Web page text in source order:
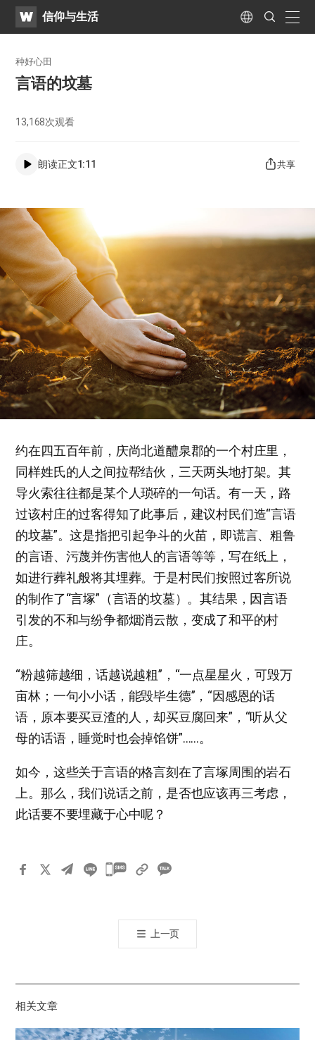
WATV信仰与生活 Language
Search
Submit
种好心田
言语的坟墓
13,168次观看
朗读正文1:11 共享
约在四五百年前，庆尚北道醴泉郡的一个村庄里，
同样姓氏的人之间拉帮结伙，三天两头地打架。其
导火索往往都是某个人琐碎的一句话。有一天，路
过该村庄的过客得知了此事后，建议村民们造“言语
的坟墓”。这是指把引起争斗的火苗，即谎言、粗鲁
的言语、污蔑并伤害他人的言语等等，写在纸上，
如进行葬礼般将其埋葬。于是村民们按照过客所说
的制作了“言塚”（言语的坟墓）。其结果，因言语
引发的不和与纷争都烟消云散，变成了和平的村
庄。
“粉越筛越细，话越说越粗”，“一点星星火，可毁万
亩林；一句小小话，能毁毕生德”，“因感恩的话
语，原本要买豆渣的人，却买豆腐回来”，“听从父
母的话语，睡觉时也会掉馅饼”……。
如今，这些关于言语的格言刻在了言塚周围的岩石
上。那么，我们说话之前，是否也应该再三考虑，
此话要不要埋藏于心中呢？
카
톡
공
기
上一页
相关文章